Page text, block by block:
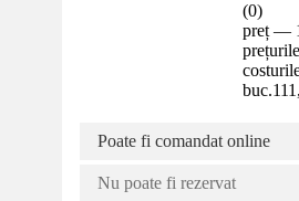
(0)
preț —
buc.
Poate fi comandat online
Nu poate fi rezervat